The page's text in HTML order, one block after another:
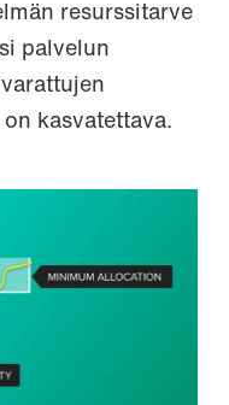
resurssitarve
palvelun
kasvatettava.